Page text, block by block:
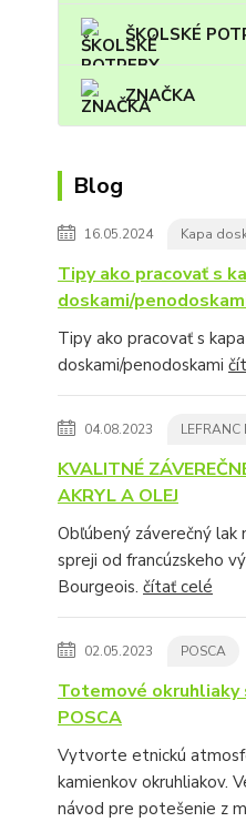
ŠKOLSKÉ
ZNAČKA
Blog
16.05.2024 Kapa
Tipy ako pracovať s
doskami/
Tipy ako pracovať s kapa
doskami/penodoskami
04.08.2023 LEFRANC
KVALITNÉ
AKRYL A OLEJ
Obľúbený záverečný lak
spreji od francúzskeho
Bourgeois. čítať celé
02.05.2023 POSCA
Totemové okruhliaky
POSCA
Vytvorte etnickú
kamienkov okruhliakov.
návod pre potešenie z